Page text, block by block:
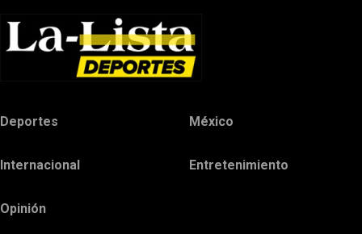
Deportes México
Internacional Entretenimiento
Opinión